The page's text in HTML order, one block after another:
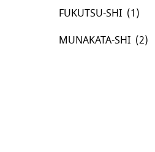
FUKUTSU-SHI
MUNAKATA-SHI